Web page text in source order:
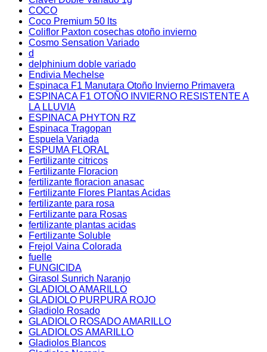
COCO
Coco Premium 50 lts
Coliflor Paxton cosechas otoño invierno
Cosmo Sensation Variado
d
delphinium doble variado
Endivia Mechelse
Espinaca F1 Manutara Otoño Invierno Primavera
ESPINACA F1 OTOÑO INVIERNO RESISTENTE A
LA LLUVIA
ESPINACA PHYTON RZ
Espinaca Tragopan
Espuela Variada
ESPUMA FLORAL
Fertilizante citricos
Fertilizante Floracion
fertilizante floracion anasac
Fertilizante Flores Plantas Acidas
fertilizante para rosa
Fertilizante para Rosas
fertilizante plantas acidas
Fertilizante Soluble
Frejol Vaina Colorada
fuelle
FUNGICIDA
Girasol Sunrich Naranjo
GLADIOLO AMARILLO
GLADIOLO PURPURA ROJO
Gladiolo Rosado
GLADIOLO ROSADO AMARILLO
GLADIOLOS AMARILLO
Gladiolos Blancos